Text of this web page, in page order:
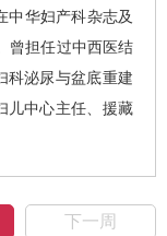
中华妇产科杂志及
曾担任过中西医结
科泌尿与盆底重建
儿中心主任、援藏
下一周